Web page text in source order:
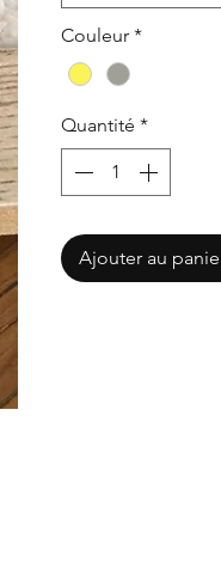
Couleur *
Quantité *
Ajouter au